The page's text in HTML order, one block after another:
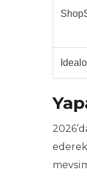
Idealo